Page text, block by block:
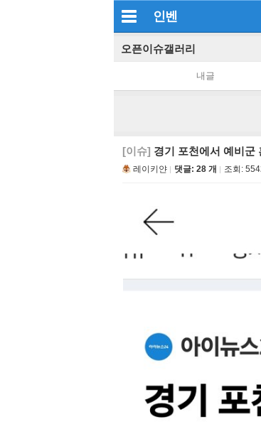
인벤
오픈이슈갤러리
내글
[이슈] 경기 포천에서 예비군
레이키얀 댓글: 28 개 조회: